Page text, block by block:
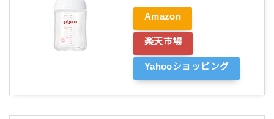
Amazon
楽天市場
Yahooショッピング